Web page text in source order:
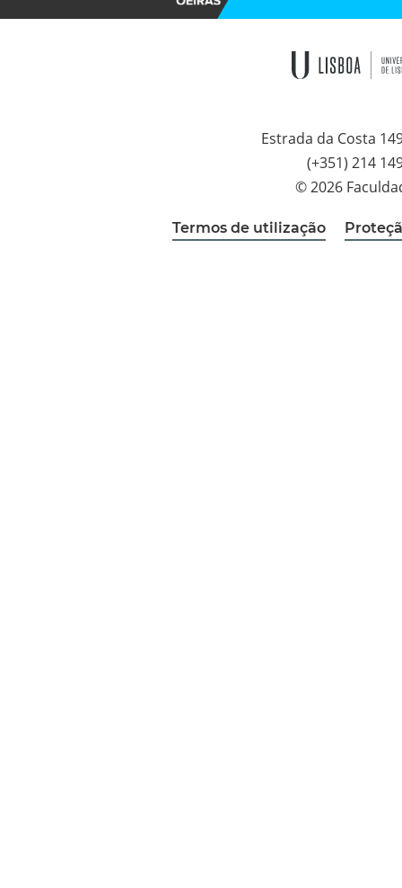
Estrada da Costa
(+351) 214
© 2026
Termos de utilização